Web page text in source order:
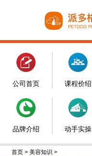
公司首页 课程价绍
品牌介绍 动手实操
首页 > 美容知识 >